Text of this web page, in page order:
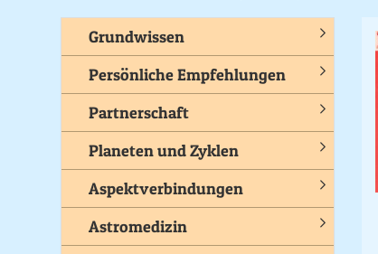
Grundwissen
Persönliche Empfehlungen
Partnerschaft
Planeten und Zyklen
Aspektverbindungen
Astromedizin